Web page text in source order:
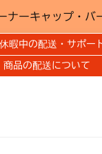
ナーキャップ・バ
暇中の配送・サポー
商品の配送について